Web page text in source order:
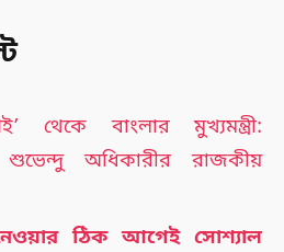
থেকে বাংলার মুখ্যমন্ত্রী:
অধিকারীর রাজকীয়
ঠিক আগেই সোশ্যাল